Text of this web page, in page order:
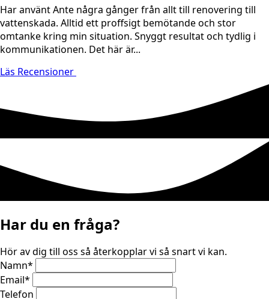
Har använt Ante några gånger från allt till renovering till
vattenskada. Alltid ett proffsigt bemötande och stor
omtanke kring min situation. Snyggt resultat och tydlig i
kommunikationen. Det här är...
Läs Recensioner
Har du en fråga?
Hör av dig till oss så återkopplar vi så snart vi kan.
Namn*
Email*
Telefon